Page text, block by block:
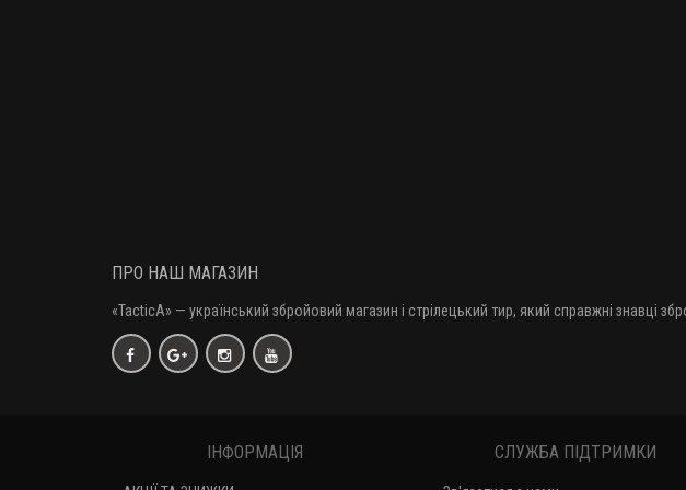
ПРО НАШ МАГАЗИН
«TacticA» — український збройовий магазин і стрілецький тир, який справжні знавці
ІНФОРМАЦІЯ СЛУЖБА ПІДТРИМКИ